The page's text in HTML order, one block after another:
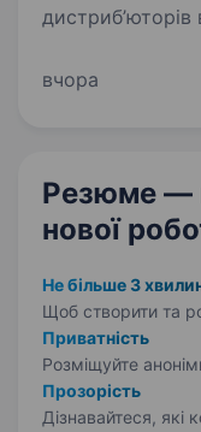
дистриб’юторів
електронікою
вчора
Резюме —
нової
Не більше 3
Щоб створити та
Приватність
Розміщуйте
Прозорість
Дізнавайтеся, які